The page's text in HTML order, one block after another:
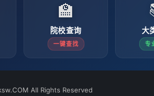
🏫
院校查询
一键查找
大
专
All Rights Reserved